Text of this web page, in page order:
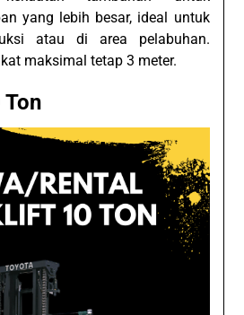
yang lebih besar, ideal untuk
atau di area pelabuhan.
maksimal tetap 3 meter.